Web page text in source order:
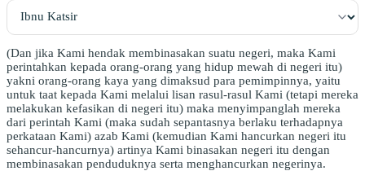
(Dan jika Kami hendak membinasakan suatu negeri, maka Kami
perintahkan kepada orang-orang yang hidup mewah di negeri itu)
yakni orang-orang kaya yang dimaksud para pemimpinnya, yaitu
untuk taat kepada Kami melalui lisan rasul-rasul Kami (tetapi mereka
melakukan kefasikan di negeri itu) maka menyimpanglah mereka
dari perintah Kami (maka sudah sepantasnya berlaku terhadapnya
perkataan Kami) azab Kami (kemudian Kami hancurkan negeri itu
sehancur-hancurnya) artinya Kami binasakan negeri itu dengan
membinasakan penduduknya serta menghancurkan negerinya.